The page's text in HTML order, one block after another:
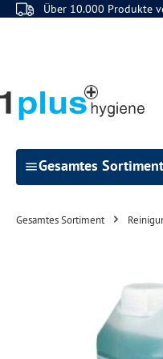
Hauptinhalt springen
Zur Suche springen
Zur Hauptnavigation
Über 10.000 Produkte
Gesamtes Sortiment
Gesamtes Sortiment